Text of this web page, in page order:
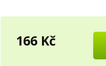
166 Kč